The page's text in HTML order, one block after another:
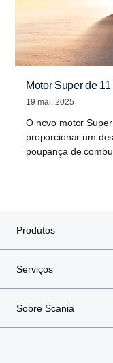
Motor Super de
19 mai. 2025
O novo motor
proporcionar um
poupança de
Produtos
Serviços
Sobre Scania